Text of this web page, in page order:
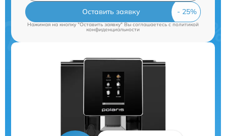
Оставить заявку
Нажимая на кнопку "Оставить заявку" Вы соглашаетесь cполитикой
конфиденциальности